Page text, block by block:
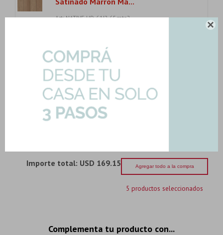

Art: NATIVE-HD-61|2.65mts2
Son: 2.65 mts
32.68
Ceramica 32X57 Carrara Brillo Blanco
Marmolado
Art: PRISMA-CARRARA-HD|2.22mts2
U$S
Importe total: USD 169.15 Agregar todo a la compra
5 productos seleccionados
Complementa tu producto con...